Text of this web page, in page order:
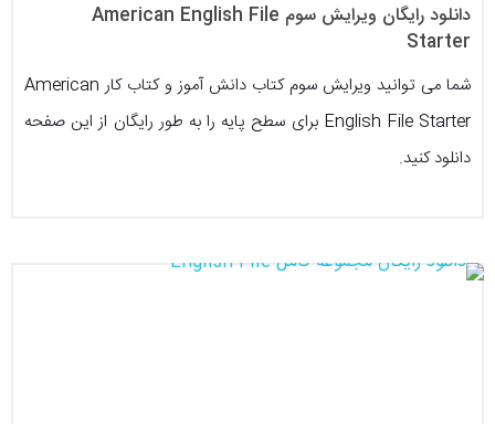
دانلود رایگان ویرایش سوم American English File
Starter
شما می توانید ویرایش سوم کتاب دانش آموز و کتاب کار American
English File Starter برای سطح پایه را به طور رایگان از این صفحه
دانلود کنید.